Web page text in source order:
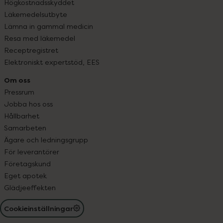
Högkostnadsskyddet
Läkemedelsutbyte
Lämna in gammal medicin
Resa med läkemedel
Receptregistret
Elektroniskt expertstöd, EES
Om oss
Pressrum
Jobba hos oss
Hållbarhet
Samarbeten
Ägare och ledningsgrupp
För leverantörer
Företagskund
Eget apotek
Glädjeeffekten
Cookieinställningar